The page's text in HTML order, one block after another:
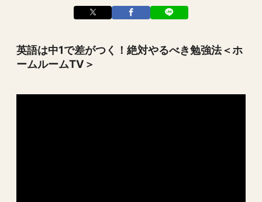
英語は中1で差がつく！絶対やるべき勉強法＜ホ
ームルームTV＞